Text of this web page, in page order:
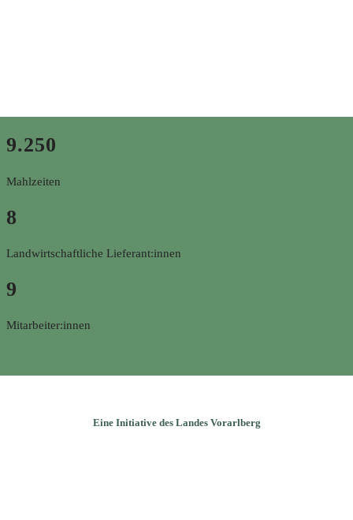
9.250
Mahlzeiten
8
Landwirtschaftliche Lieferant:innen
9
Mitarbeiter:innen
Eine Initiative des Landes Vorarlberg